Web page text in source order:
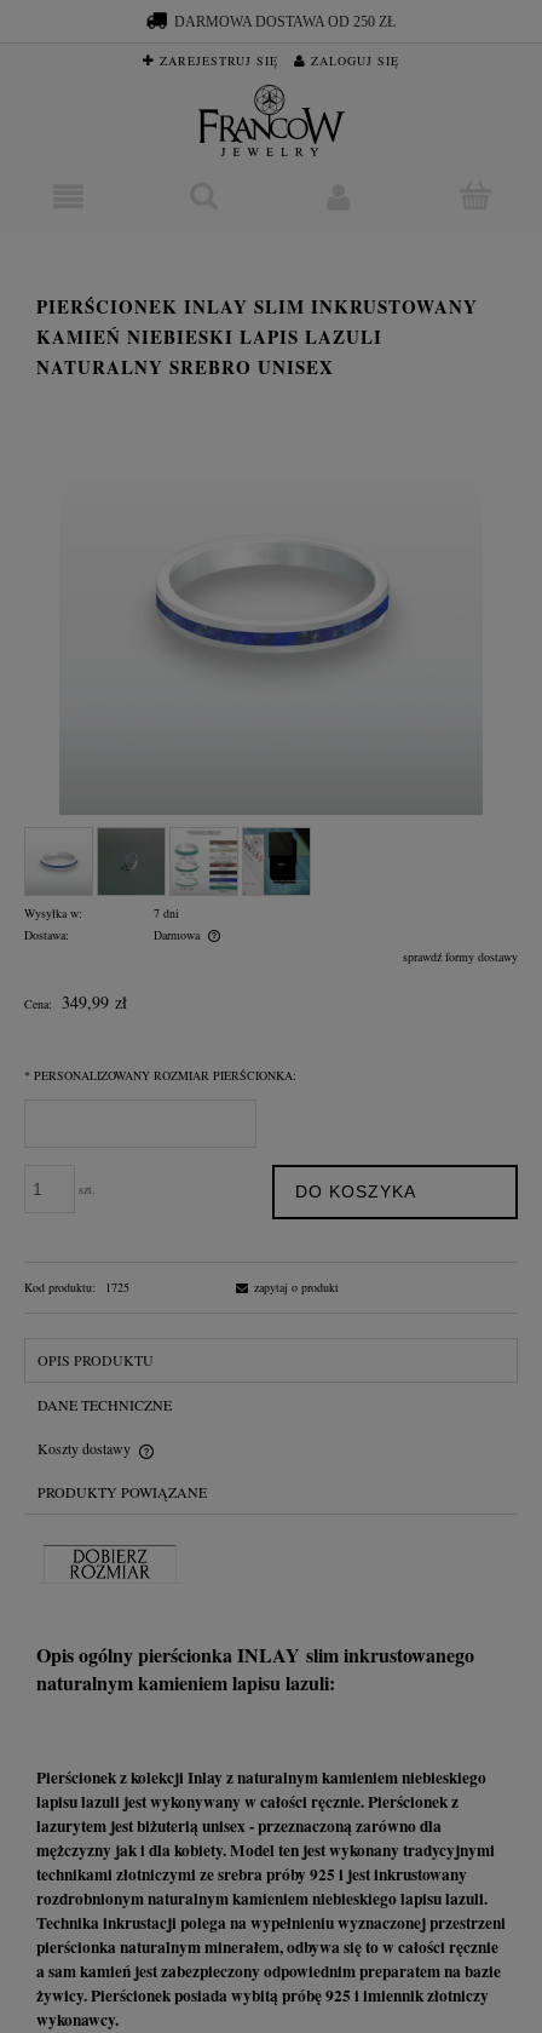
DARMOWA DOSTAWA OD 250 ZŁ
ZAREJESTRUJ SIĘ ZALOGUJ SIĘ
PIERŚCIONEK INLAY SLIM INKRUSTOWANY
KAMIEŃ NIEBIESKI LAPIS LAZULI
NATURALNY SREBRO UNISEX
Wysyłka w:
7 dni
Dostawa:
Darmowa
sprawdź formy dostawy
Cena: 349,99 zł
* PERSONALIZOWANY ROZMIAR PIERŚCIONKA:
szt. DO KOSZYKA
Kod produktu: 1725 zapytaj o produkt
OPIS PRODUKTU
DANE TECHNICZNE
Koszty dostawy
Cena nie zawiera ewentualnych kosztów płatności
PRODUKTY POWIĄZANE
Opis ogólny pierścionka INLAY slim inkrustowanego
naturalnym kamieniem lapisu lazuli:
Pierścionek z kolekcji Inlay z naturalnym kamieniem niebieskiego
lapisu lazuli jest wykonywany w całości ręcznie. Pierścionek z
lazurytem jest biżuterią unisex - przeznaczoną zarówno dla
mężczyzny jak i dla kobiety. Model ten jest wykonany tradycyjnymi
technikami złotniczymi ze srebra próby 925 i jest inkrustowany
rozdrobnionym naturalnym kamieniem niebieskiego lapisu lazuli.
Technika inkrustacji polega na wypełnieniu wyznaczonej przestrzeni
pierścionka naturalnym minerałem, odbywa się to w całości ręcznie
a sam kamień jest zabezpieczony odpowiednim preparatem na bazie
żywicy. Pierścionek posiada wybitą próbę 925 i imiennik złotniczy
wykonawcy.